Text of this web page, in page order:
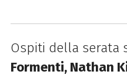
Ospiti della serata
Formenti, Nathan